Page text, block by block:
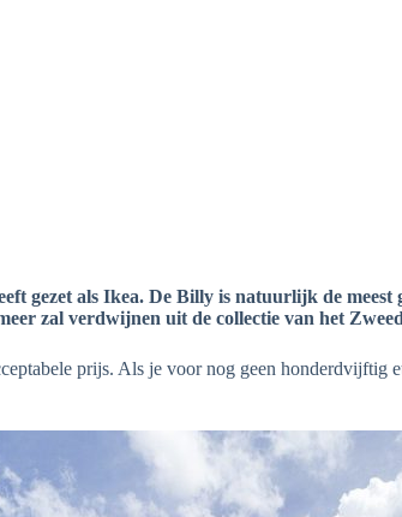
gezet als Ikea. De Billy is natuurlijk de
zal verdwijnen uit de collectie van het
prijs. Als je voor nog geen honderdvijftig